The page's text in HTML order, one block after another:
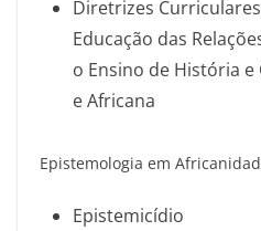
Diretrizes
Educação das
o Ensino de História
e Africana
Epistemologia em
Epistemicídio